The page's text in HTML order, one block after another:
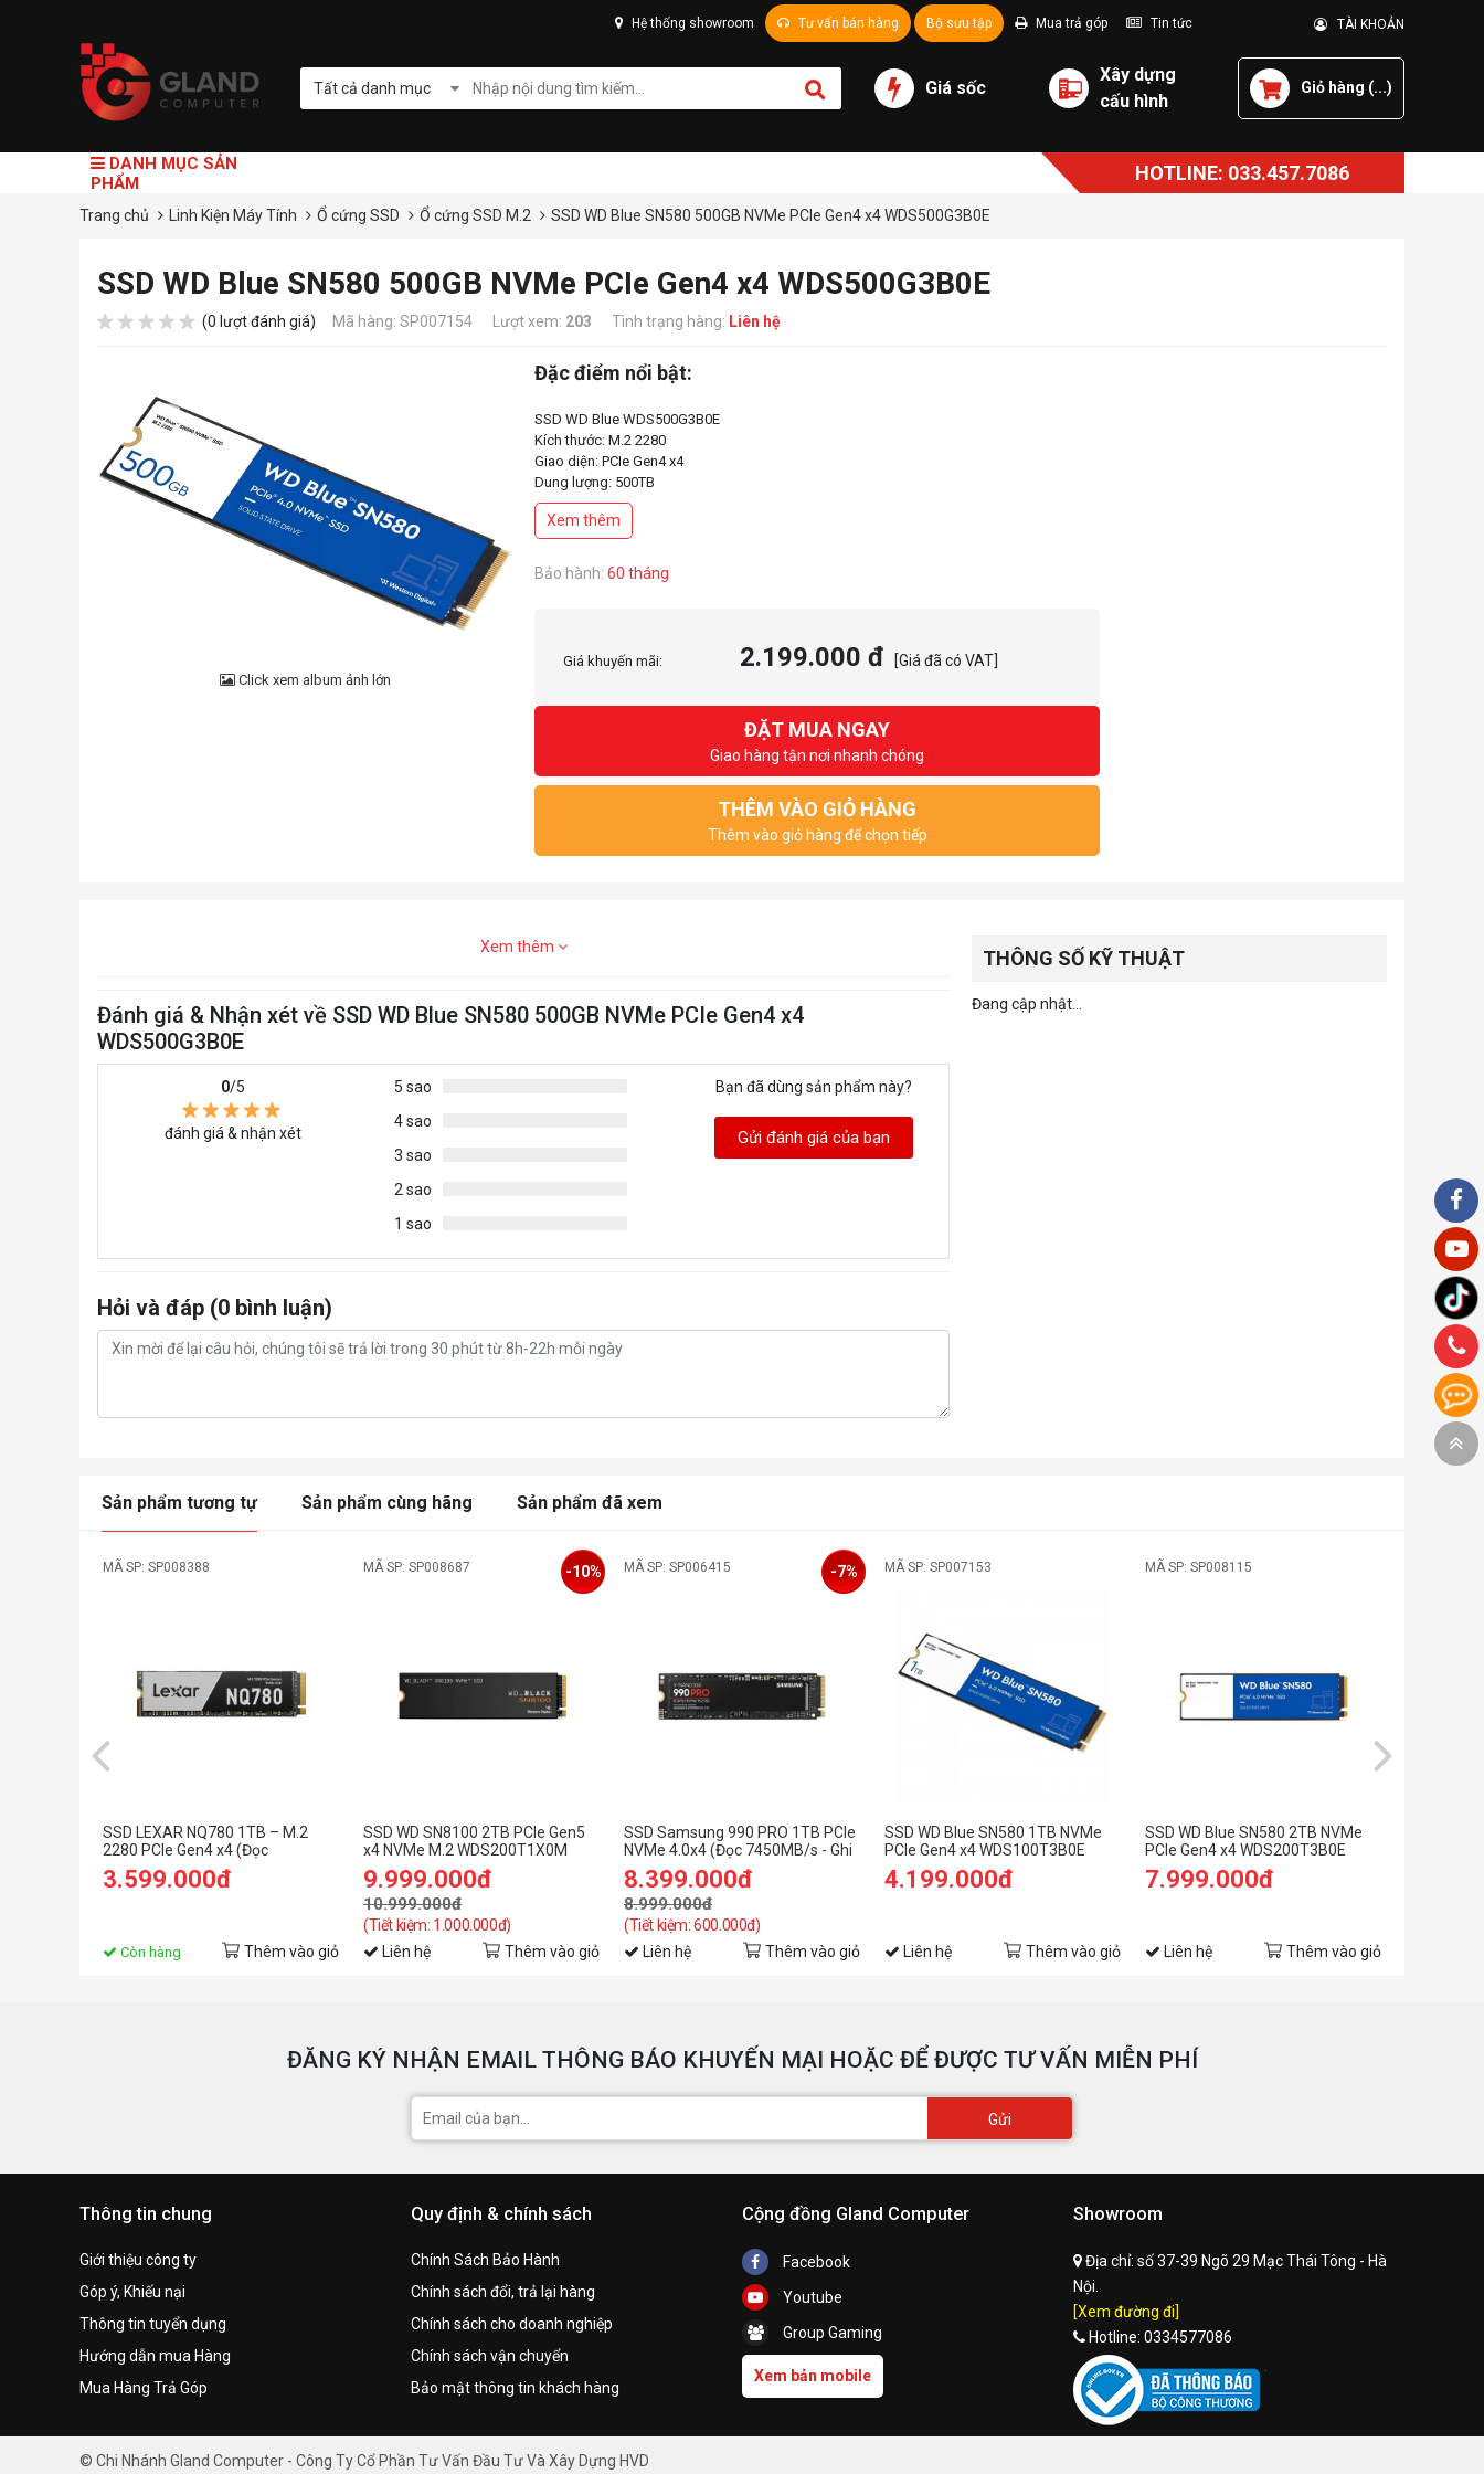
Hệ thống showroom Tư vấn bán hàng Bộ sưu tập Mua trả góp Tin tức TÀI KHOẢN
Tất cả danh mục Giá sốc
Xây dựng
cấu hình
Giỏ hàng (...)
DANH MỤC SẢN
PHẨM
HOTLINE: 033.457.7086
Trang chủ Linh Kiện Máy Tính Ổ cứng SSD Ổ cứng SSD M.2 SSD WD Blue SN580 500GB NVMe PCIe Gen4 x4 WDS500G3B0E
SSD WD Blue SN580 500GB NVMe PCIe Gen4 x4 WDS500G3B0E
(0 lượt đánh giá) Mã hàng: SP007154 Lượt xem: 203 Tình trạng hàng: Liên hệ
Click xem album ảnh lớn
Đặc điểm nổi bật:
SSD WD Blue WDS500G3B0E
Kích thước: M.2 2280
Giao diện: PCIe Gen4 x4
Dung lượng: 500TB
Tốc độ đọc/ghi up to 4000/3600MB/s
Tốc độ đọc/ghi 4K (Tối đa)450K/750K IOPS
Xem thêm
Bảo hành: 60 tháng
Giá khuyến mãi: 2.199.000 đ [Giá đã có VAT]
ĐẶT MUA NGAY
Giao hàng tận nơi nhanh chóng
THÊM VÀO GIỎ HÀNG
Thêm vào giỏ hàng để chọn tiếp
Xem thêm
Đánh giá & Nhận xét về SSD WD Blue SN580 500GB NVMe PCIe Gen4 x4
WDS500G3B0E
0/5
đánh giá & nhận xét
5 sao
4 sao
3 sao
2 sao
1 sao
Bạn đã dùng sản phẩm này?
Gửi đánh giá của bạn
Hỏi và đáp (0 bình luận)
THÔNG SỐ KỸ THUẬT
Đang cập nhật...
Sản phẩm tương tự Sản phẩm cùng hãng Sản phẩm đã xem
MÃ SP: SP008388
SSD LEXAR NQ780 1TB – M.2
2280 PCIe Gen4 x4 (Đọc
6500MB/s - Ghi 2500MB/s) -
(LNQ780X001T-RNNNG)
3.599.000đ
Còn hàng Thêm vào giỏ
MÃ SP: SP008687
SSD WD SN8100 2TB PCIe Gen5
x4 NVMe M.2 WDS200T1X0M
9.999.000đ
10.999.000đ
(Tiết kiệm: 1.000.000đ)
-10%
Liên hệ Thêm vào giỏ
MÃ SP: SP006415
SSD Samsung 990 PRO 1TB PCIe
NVMe 4.0x4 (Đọc 7450MB/s - Ghi
6900MB/s) -
(SSDSS990PRO1TB01)
8.399.000đ
8.999.000đ
(Tiết kiệm: 600.000đ)
-7%
Liên hệ Thêm vào giỏ
MÃ SP: SP007153
SSD WD Blue SN580 1TB NVMe
PCIe Gen4 x4 WDS100T3B0E
4.199.000đ
Liên hệ Thêm vào giỏ
MÃ SP: SP008115
SSD WD Blue SN580 2TB NVMe
PCIe Gen4 x4 WDS200T3B0E
7.999.000đ
Liên hệ Thêm vào giỏ
ĐĂNG KÝ NHẬN EMAIL THÔNG BÁO KHUYẾN MẠI HOẶC ĐỂ ĐƯỢC TƯ VẤN MIỄN PHÍ
Gửi
Thông tin chung
Giới thiệu công ty
Góp ý, Khiếu nại
Thông tin tuyển dụng
Hướng dẫn mua Hàng
Mua Hàng Trả Góp
Quy định & chính sách
Chính Sách Bảo Hành
Chính sách đổi, trả lại hàng
Chính sách cho doanh nghiệp
Chính sách vận chuyển
Bảo mật thông tin khách hàng
Cộng đồng Gland Computer
Facebook
Youtube
Group Gaming
Xem bản mobile
Showroom
Địa chỉ: số 37-39 Ngõ 29 Mạc Thái Tông - Hà
Nội.
[Xem đường đi]
Hotline: 0334577086
© Chi Nhánh Gland Computer - Công Ty Cổ Phần Tư Vấn Đầu Tư Và Xây Dựng HVD